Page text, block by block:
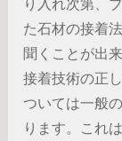
り入れ次第、
た石材の接着
聞くことが出
接着技術の正
ついては一般
ります。これ